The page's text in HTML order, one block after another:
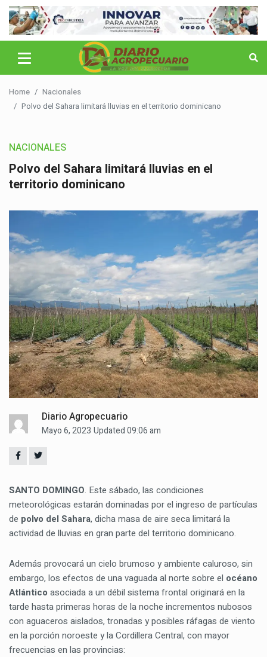
Home
Nacionales
Polvo del Sahara limitará lluvias en el territorio dominicano
NACIONALES
Polvo del Sahara limitará lluvias en el
territorio dominicano
Diario Agropecuario
Mayo 6, 2023 Updated 09:06 am
SANTO DOMINGO. Este sábado, las condiciones
meteorológicas estarán dominadas por el ingreso de partículas
de polvo del Sahara, dicha masa de aire seca limitará la
actividad de lluvias en gran parte del territorio dominicano.
Además provocará un cielo brumoso y ambiente caluroso, sin
embargo, los efectos de una vaguada al norte sobre el océano
Atlántico asociada a un débil sistema frontal originará en la
tarde hasta primeras horas de la noche incrementos nubosos
con aguaceros aislados, tronadas y posibles ráfagas de viento
en la porción noroeste y la Cordillera Central, con mayor
frecuencias en las provincias: